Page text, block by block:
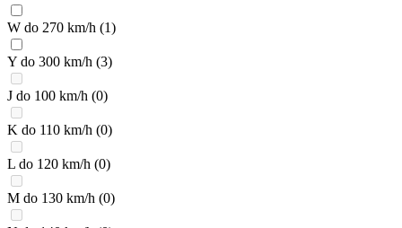
W do 270 km/h (1)
Y do 300 km/h (3)
J do 100 km/h (0)
K do 110 km/h (0)
L do 120 km/h (0)
M do 130 km/h (0)